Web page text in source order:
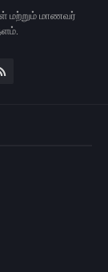
மற்றும் மாணவர்